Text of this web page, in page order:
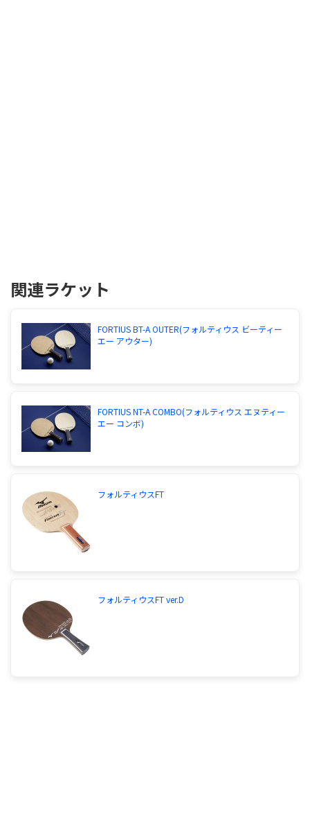
関連ラケット
FORTIUS BT-A OUTER(フォルティウス ビーティー
エー アウター)
FORTIUS NT-A COMBO(フォルティウス エヌティー
エー コンボ)
フォルティウスFT
フォルティウスFT ver.D